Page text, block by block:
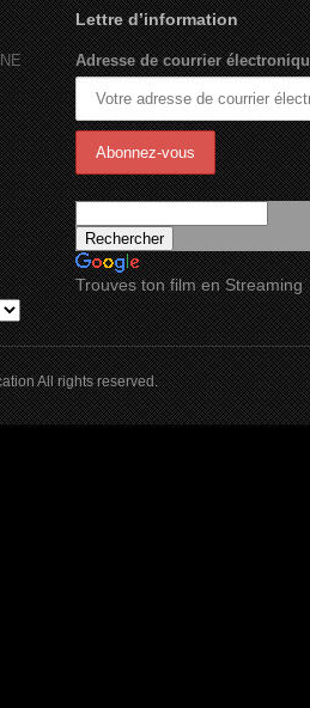
Lettre d’information
Adresse de courrier
Trouves ton film en Streaming
All rights reserved.